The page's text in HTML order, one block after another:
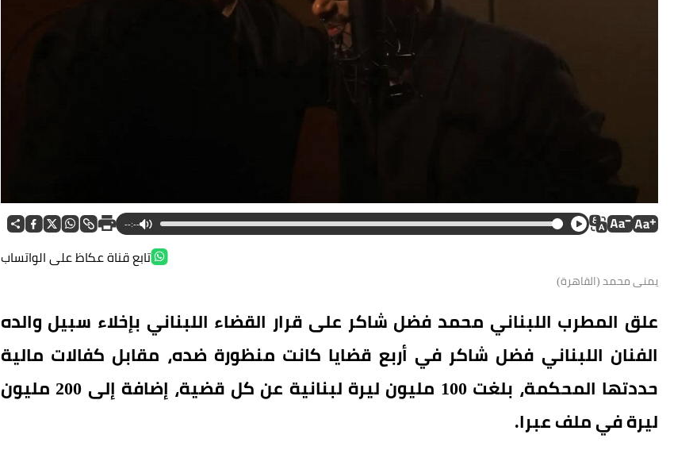
--:--
تابع قناة عكاظ على الواتساب
يمنى محمد (القاهرة)
علق المطرب اللبناني محمد فضل شاكر على قرار القضاء اللبناني بإخلاء سبيل والده
الفنان اللبناني فضل شاكر في أربع قضايا كانت منظورة ضده، مقابل كفالات مالية
حددتها المحكمة، بلغت 100 مليون ليرة لبنانية عن كل قضية، إضافة إلى 200 مليون
ليرة في ملف عبرا.